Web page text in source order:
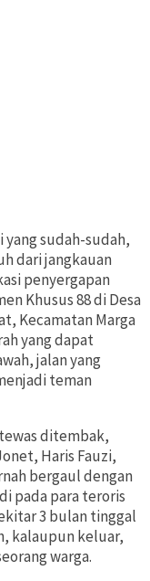
yang sudah-sudah,
dari jangkauan
penyergapan
Khusus 88 di Desa
Kecamatan Marga
yang dapat
jalan yang
teman
ditembak,
Haris Fauzi,
bergaul dengan
pada para teroris
3 bulan tinggal
kalaupun keluar,
warga.